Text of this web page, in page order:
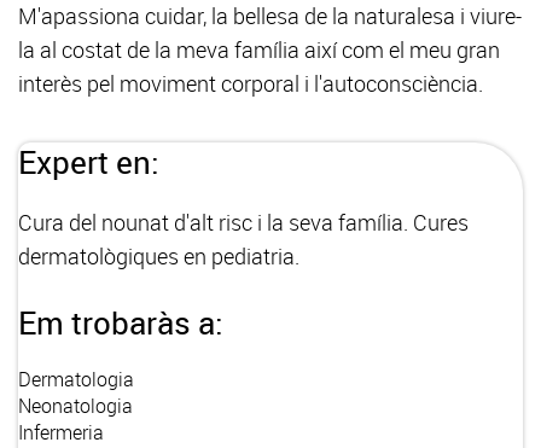
M'apassiona cuidar, la bellesa de la naturalesa i viure-
la al costat de la meva família així com el meu gran
interès pel moviment corporal i l'autoconsciència.
Expert en:
Cura del nounat d'alt risc i la seva família. Cures
dermatològiques en pediatria.
Em trobaràs a:
Dermatologia
Neonatologia
Infermeria